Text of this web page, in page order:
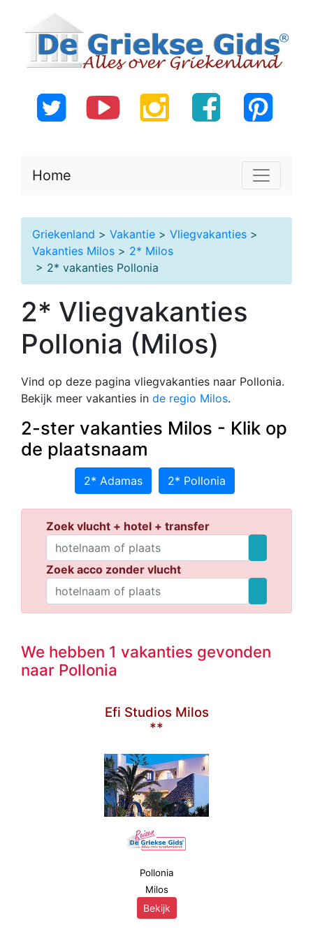
Home
Griekenland > Vakantie > Vliegvakanties >
Vakanties Milos > 2* Milos
> 2* vakanties Pollonia
2* Vliegvakanties
Pollonia (Milos)
Vind op deze pagina vliegvakanties naar Pollonia.
Bekijk meer vakanties in de regio Milos.
2-ster vakanties Milos - Klik op
de plaatsnaam
2* Adamas 2* Pollonia
Zoek vlucht + hotel + transfer
Zoek acco zonder vlucht
We hebben 1 vakanties gevonden
naar Pollonia
Efi Studios Milos
**
Pollonia
Milos
Bekijk